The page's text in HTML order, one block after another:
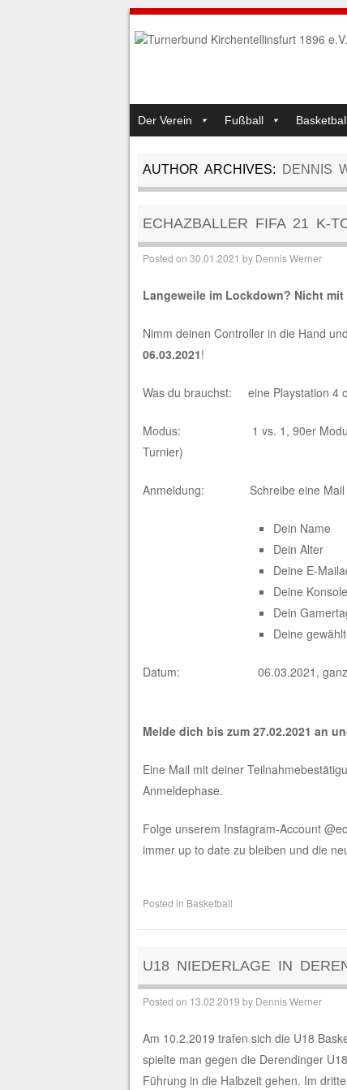
MENU
SKIP TO CONTENT
Der Verein Fußball
AUTHOR ARCHIVES: DENNIS
ECHAZBALLER FIFA 21 K-
Posted on 30.01.2021 by Dennis Werner
Langeweile im Lockdown? Nicht
Nimm deinen Controller in die Hand
06.03.2021!
Was du brauchst: eine Playstation 4
Modus: 1 vs. 1, 90er Modus, freie
Turnier)
Anmeldung: Schreibe eine Mail
Dein Name
Dein Alter
Deine E-
Deine Konsole
Dein
Deine
Datum: 06.03.2021,
Melde dich bis zum 27.02.2021 an
Eine Mail mit deiner
Anmeldephase.
Folge unserem Instagram-Account
immer up to date zu bleiben und die
Posted in Basketball
U18 NIEDERLAGE IN
Posted on 13.02.2019 by Dennis Werner
Am 10.2.2019 trafen sich die U18
spielte man gegen die Derendinger
Führung in die Halbzeit gehen. Im